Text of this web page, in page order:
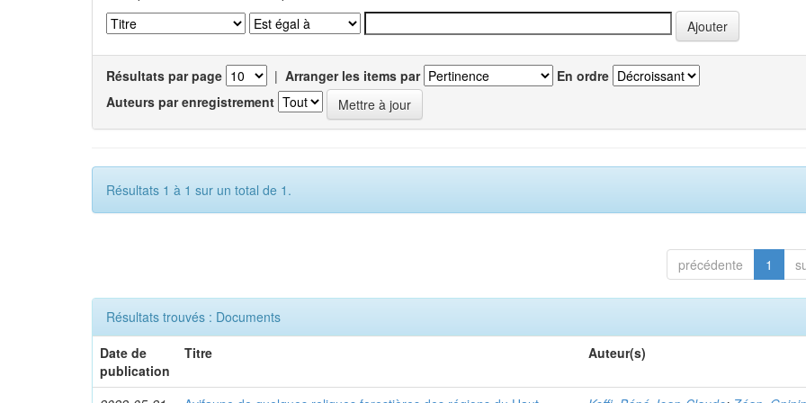
Résultats par page | Arranger les items par
En ordre
Auteurs par enregistrement
Résultats 1 à 1 sur un total de 1.
précédente 1
Résultats trouvés : Documents
Date de
publication
Titre Auteur(s)